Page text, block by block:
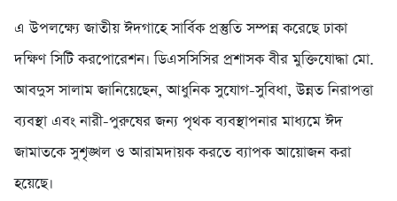
এ উপলক্ষ্যে জাতীয় ঈদগাহে সার্বিক প্রস্তুতি সম্পন্ন করেছে ঢাকা
দক্ষিণ সিটি করপোরেশন। ডিএসসিসির প্রশাসক বীর মুক্তিযোদ্ধা মো.
আবদুস সালাম জানিয়েছেন, আধুনিক সুযোগ-সুবিধা, উন্নত নিরাপত্তা
ব্যবস্থা এবং নারী-পুরুষের জন্য পৃথক ব্যবস্থাপনার মাধ্যমে ঈদ
জামাতকে সুশৃঙ্খল ও আরামদায়ক করতে ব্যাপক আয়োজন করা
হয়েছে।